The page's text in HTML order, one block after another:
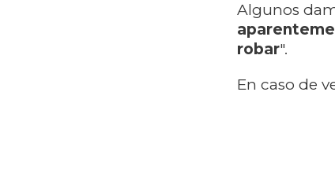
Algunos
robar".
En caso de